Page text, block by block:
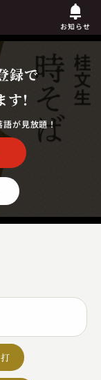
お知らせ
録で
す!
語が見放題！